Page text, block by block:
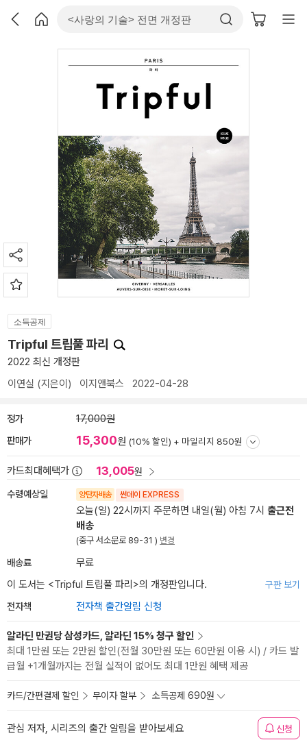
소득공제
Tripful 트립풀 파리
2022 최신 개정판
이연실 (지은이) 이지앤북스 2022-04-28
정가 17,000원
판매가 15,300원 (10% 할인) + 마일리지 850원
카드최대혜택가 13,005원
수령예상일 양탄자배송 썬데이 EXPRESS
오늘(일) 22시까지 주문하면 내일(월) 아침 7시 출근전
배송
(중구 서소문로 89-31 ) 변경
배송료
무료
이 도서는 <Tripful 트립풀 파리 >의 개정판입니다. 구판 보기
전자책 전자책 출간알림 신청
알라딘 만권당 삼성카드, 알라딘 15% 청구 할인
최대 1만원 또는 2만원 할인(전월 30만원 또는 60만원 이용 시) / 카드 발
급월 +1개월까지는 전월 실적이 없어도 최대 1만원 혜택 제공
카드/간편결제 할인 무이자 할부 소득공제 690원
관심 저자, 시리즈의 출간 알림을 받아보세요 신청